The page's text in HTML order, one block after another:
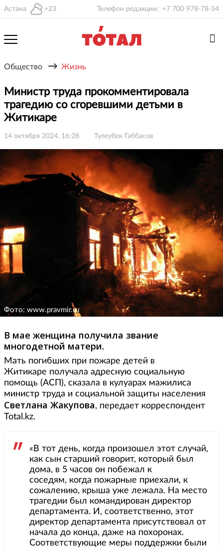
Астана +23 Телефон редакции: +7 700 978-78-54
Общество → Жизнь
Министр труда прокомментировала
трагедию со сгоревшими детьми в
Житикаре
14 октября 2024, 16:28 Тулеубек Габбасов
Фото: www.pravmir.ru
В мае женщина получила звание
многодетной матери.
Мать погибших при пожаре детей в
Житикаре получала адресную социальную
помощь (АСП), сказала в кулуарах мажилиса
министр труда и социальной защиты населения
Светлана Жакупова, передает корреспондент
Total.kz.
«В тот день, когда произошел этот случай,
как сын старший говорит, который был
дома, в 5 часов он побежал к
соседям, когда пожарные приехали, к
сожалению, крыша уже лежала. На место
трагедии был командирован директор
департамента. И, соответственно, этот
директор департамента присутствовал от
начала до конца, даже на похоронах.
Соответствующие меры поддержки были